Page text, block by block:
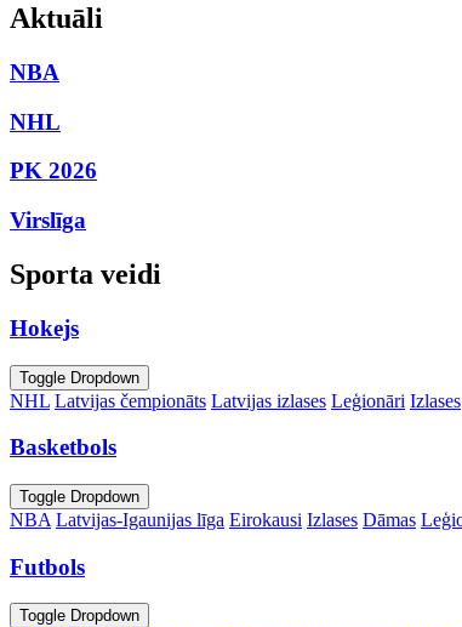
Aktuāli
NBA
NHL
PK 2026
Virslīga
Sporta veidi
Hokejs
Toggle Dropdown
NHL Latvijas čempionāts Latvijas izlases Leģionāri Izlases
Basketbols
Toggle Dropdown
NBA Latvijas-Igaunijas līga Eirokausi Izlases Dāmas
Futbols
Toggle Dropdown